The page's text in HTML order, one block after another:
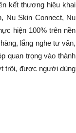
kết thương hiệu khai
Nu Skin Connect, Nu
hiện 100% trên nền
lắng nghe tư vấn,
quan trọng vào thành
trội, được người dùng